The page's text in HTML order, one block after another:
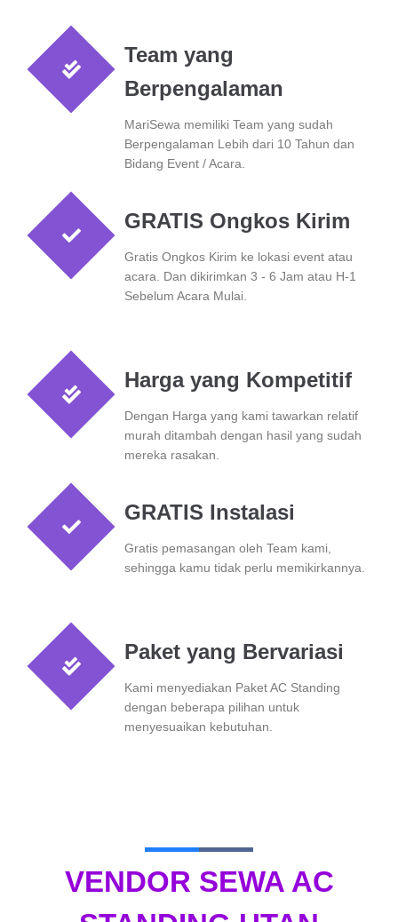
Team yang
Berpengalaman
MariSewa memiliki Team yang sudah
Berpengalaman Lebih dari 10 Tahun dan
Bidang Event / Acara.
GRATIS Ongkos Kirim
Gratis Ongkos Kirim ke lokasi event atau
acara. Dan dikirimkan 3 - 6 Jam atau H-1
Sebelum Acara Mulai.
Harga yang Kompetitif
Dengan Harga yang kami tawarkan relatif
murah ditambah dengan hasil yang sudah
mereka rasakan.
GRATIS Instalasi
Gratis pemasangan oleh Team kami,
sehingga kamu tidak perlu memikirkannya.
Paket yang Bervariasi
Kami menyediakan Paket AC Standing
dengan beberapa pilihan untuk
menyesuaikan kebutuhan.
VENDOR SEWA AC